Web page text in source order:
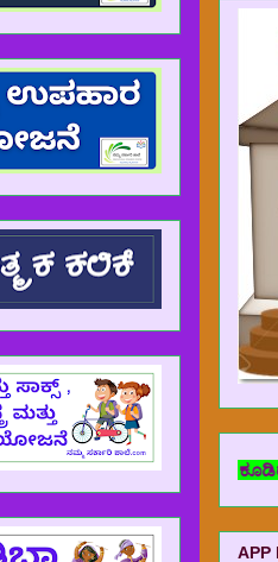
ಸಮಸ್ಯೆಯಿಂದ ಕೂಡಿರುವ
APP